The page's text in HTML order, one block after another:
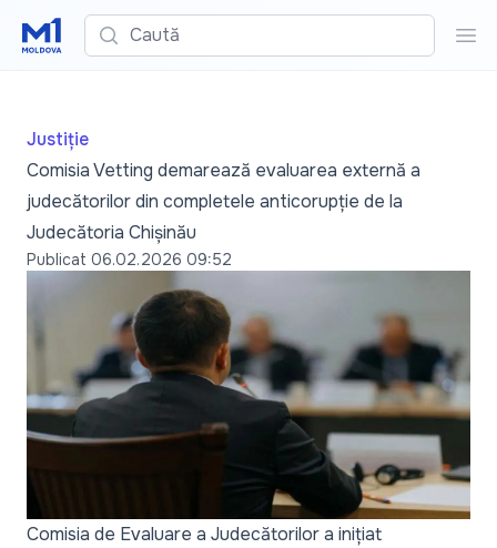
Caută
Justiție
Comisia Vetting demarează evaluarea externă a
judecătorilor din completele anticorupție de la
Judecătoria Chișinău
Publicat 06.02.2026 09:52
Comisia de Evaluare a Judecătorilor a inițiat